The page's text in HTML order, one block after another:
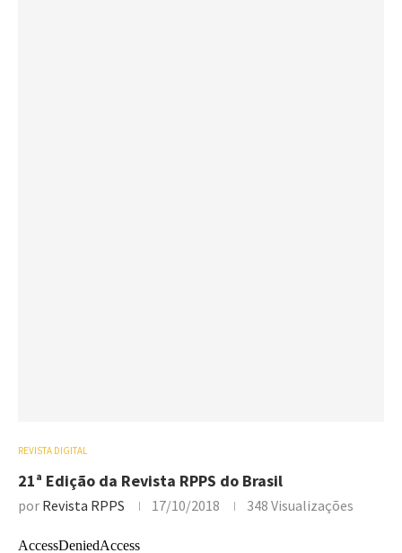
REVISTA DIGITAL
21ª Edição da Revista RPPS do Brasil
por Revista RPPS 17/10/2018 348 Visualizações